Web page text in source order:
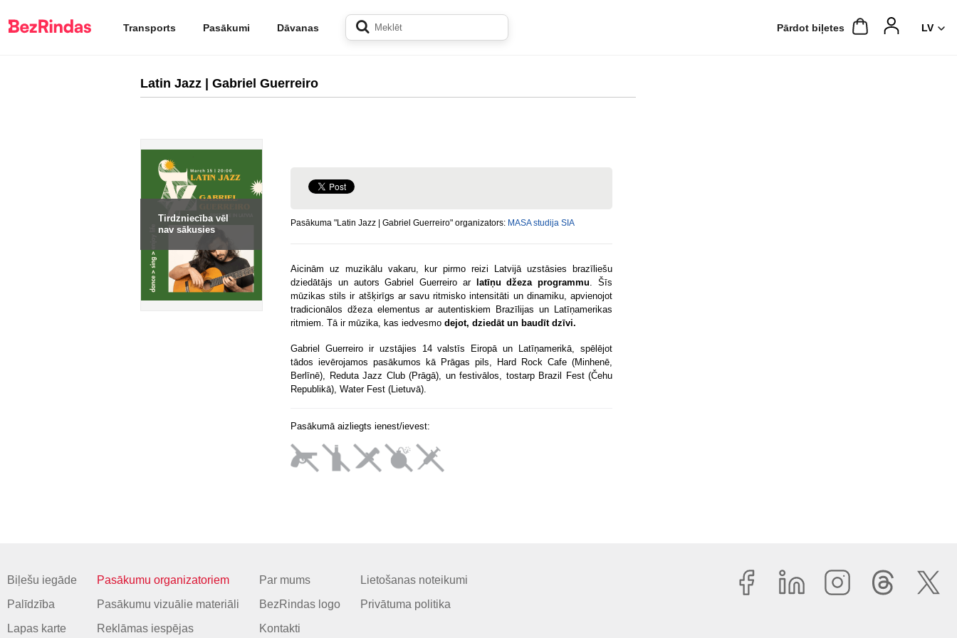
Transports Pasākumi Dāvanas Pārdot biļetes
Latin Jazz | Gabriel Guerreiro
Tirdzniecība vēl
nav sākusies
Pasākuma "Latin Jazz | Gabriel Guerreiro" organizators: MASA studija SIA
Aicinām uz muzikālu vakaru, kur pirmo reizi Latvijā uzstāsies brazīliešu
dziedātājs un autors Gabriel Guerreiro ar
latīņu džeza programmu. Šīs
mūzikas stils ir atšķirīgs ar savu ritmisko intensitāti un dinamiku, apvienojot
tradicionālos džeza elementus ar autentiskiem Brazīlijas un Latīņamerikas
ritmiem. Tā ir mūzika, kas iedvesmo dejot, dziedāt un baudīt dzīvi.
Gabriel Guerreiro ir uzstājies 14 valstīs Eiropā un Latīņamerikā, spēlējot
tādos ievērojamos pasākumos kā Prāgas pils, Hard Rock Cafe (Minhenē,
Berlīnē), Reduta Jazz Club (Prāgā), un festivālos, tostarp Brazil Fest (Čehu
Republikā), Water Fest (Lietuvā).
Pasākumā aizliegts ienest/ievest:
Biļešu iegāde
Palīdzība
Lapas karte
Pasākumu organizatoriem
Pasākumu vizuālie materiāli
Reklāmas iespējas
Par mums
BezRindas logo
Kontakti
Lietošanas noteikumi
Privātuma politika